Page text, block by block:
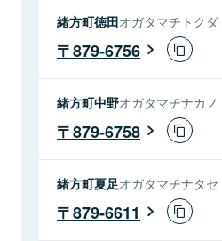
緒方町徳田オガタマチトクダ
879-6756
緒方町中野オガタマチナカノ
879-6758
緒方町夏足オガタマチナタセ
879-6611